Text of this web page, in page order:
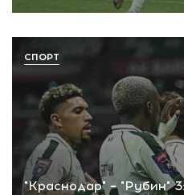
"Краснодар" – "Рубин"
СПОРТ